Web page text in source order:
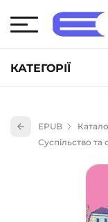
КАТЕГОРІЇ
Книги для дітей
Науково-
Навчальна
EPUB
Суспільство та